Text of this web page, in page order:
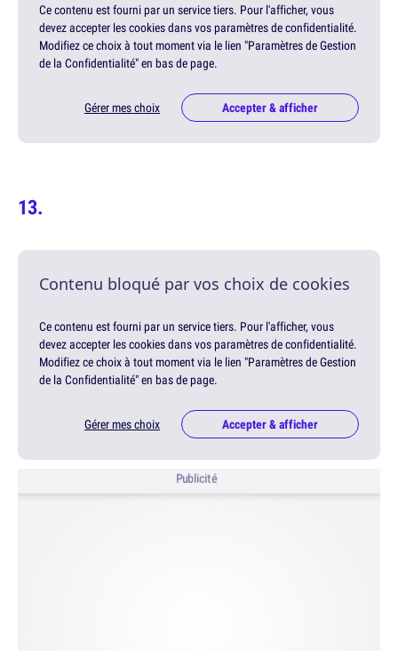
Ce contenu est fourni par un service tiers. Pour l'afficher, vous
devez accepter les cookies dans vos paramètres de confidentialité.
Modifiez ce choix à tout moment via le lien "Paramètres de Gestion
de la Confidentialité" en bas de page.
Gérer mes choix Accepter & afficher
Contenu bloqué par vos choix de cookies
Ce contenu est fourni par un service tiers. Pour l'afficher, vous
devez accepter les cookies dans vos paramètres de confidentialité.
Modifiez ce choix à tout moment via le lien "Paramètres de Gestion
de la Confidentialité" en bas de page.
Gérer mes choix Accepter & afficher
Publicité